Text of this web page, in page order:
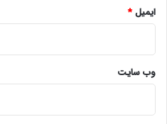
ایمیل*
وب‌ سایت